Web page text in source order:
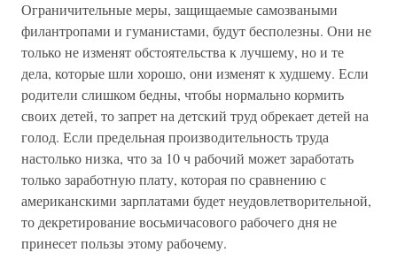
Ограничительные меры, защищаемые самозваными
филантропами и гуманистами, будут бесполезны. Они не
только не изменят обстоятельства к лучшему, но и те
дела, которые шли хорошо, они изменят к худшему. Если
родители слишком бедны, чтобы нормально кормить
своих детей, то запрет на детский труд обрекает детей на
голод. Если предельная производительность труда
настолько низка, что за 10 ч рабочий может заработать
только заработную плату, которая по сравнению с
американскими зарплатами будет неудовлетворительной,
то декретирование восьмичасового рабочего дня не
принесет пользы этому рабочему.